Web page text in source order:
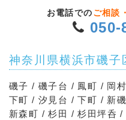
お電話での ご相談
050-
神奈川県横浜市磯子
磯子 / 磯子台 / 鳳町 / 岡
下町 / 汐見台 / 下町 / 新
新森町 / 杉田 / 杉田坪呑